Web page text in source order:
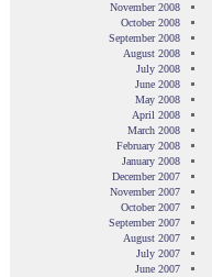
November 2008
October 2008
September 2008
August 2008
July 2008
June 2008
May 2008
April 2008
March 2008
February 2008
January 2008
December 2007
November 2007
October 2007
September 2007
August 2007
July 2007
June 2007